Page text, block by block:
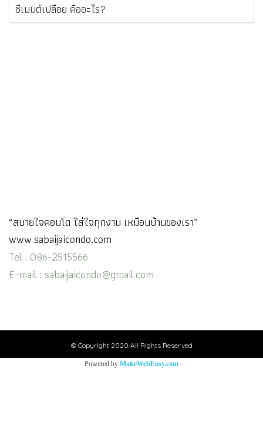
ซีเมนต์เปลือย คืออะไร?
“สบายใจคอนโด ใส่ใจทุกงาน เหมือนบ้านของเรา”
www.sabaijaicondo.com
Tel : 086-2515566
E-mail : sabaijaicondo@gmail.com
© Copyright 2020 All Rights Reserved
Powered by MakeWebEasy.com